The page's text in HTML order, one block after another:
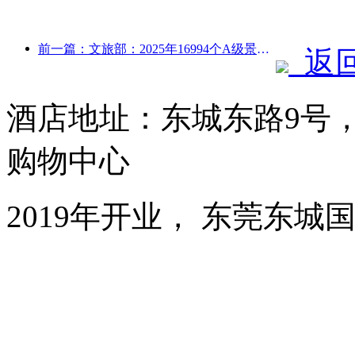
前一篇：文旅部：2025年16994个A级景区接待游客75.1亿人次，旅游收入5544.9亿
返
酒店地址：东城东路9号
购物中心
2019年开业， 东莞东